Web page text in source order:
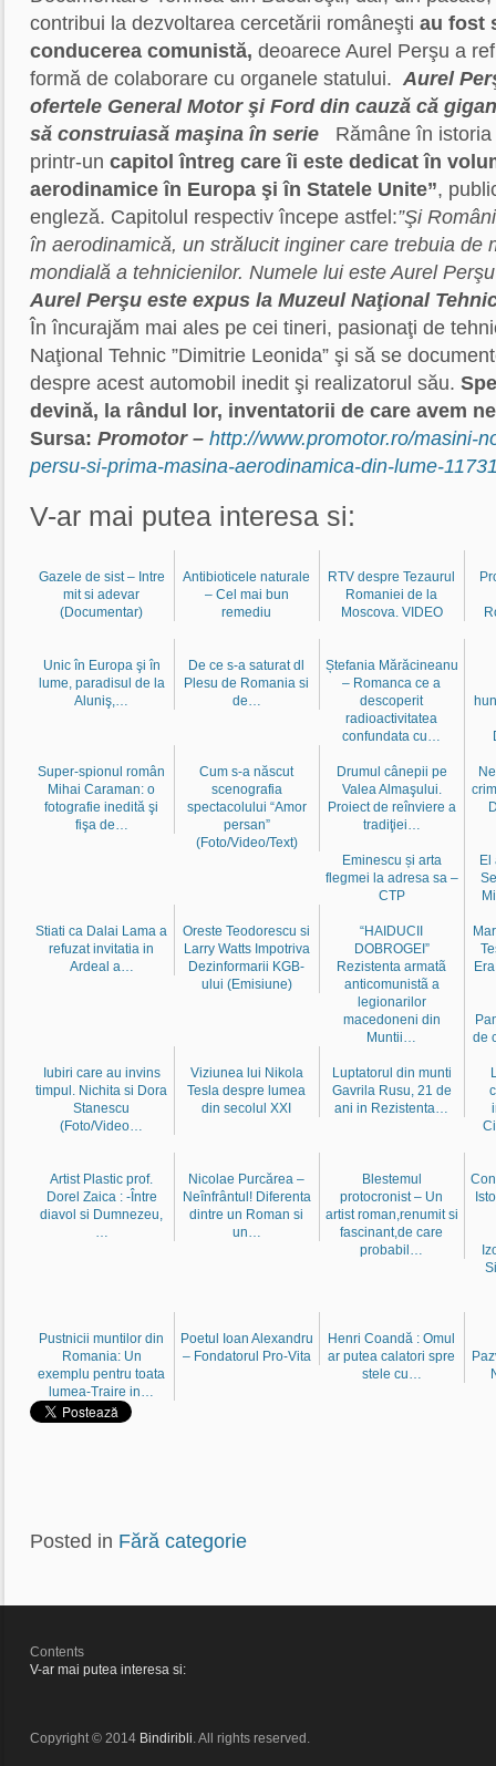
contribui la dezvoltarea cercetării româneşti au fost
conducerea comunistă, deoarece Aurel Perşu a
formă de colaborare cu organele statului. Aurel
ofertele General Motor şi Ford din cauză că
să construiasă maşina în serie Rămâne în istoria
printr-un capitol întreg care îi este dedicat în
aerodinamice în Europa şi în Statele Unite”,
engleză. Capitolul respectiv începe astfel:”Şi
în aerodinamică, un strălucit inginer care trebuia de
mondială a tehnicienilor. Numele lui este Aurel
Aurel Perşu este expus la Muzeul Naţional
În încurajăm mai ales pe cei tineri, pasionaţi de
Naţional Tehnic ”Dimitrie Leonida” şi să se
despre acest automobil inedit şi realizatorul său.
devină, la rândul lor, inventatorii de care avem
Sursa: Promotor – http://www.promotor.ro/masini-
persu-si-prima-masina-aerodinamica-din-lume-
V-ar mai putea interesa si:
Gazele de sist – Intre
mit si adevar
(Documentar)
Antibioticele naturale
– Cel mai bun
remediu
RTV despre Tezaurul
Romaniei de la
Moscova. VIDEO
Unic în Europa şi în
lume, paradisul de la
Aluniş,…
De ce s-a saturat dl
Plesu de Romania si
de…
Ștefania Mărăcineanu
– Romanca ce a
descoperit
radioactivitatea
confundata cu…
Super-spionul român
Mihai Caraman: o
fotografie inedită şi
fişa de…
Cum s-a născut
scenografia
spectacolului “Amor
persan”
(Foto/Video/Text)
Drumul cânepii pe
Valea Almaşului.
Proiect de reînviere a
tradiţiei…
Eminescu și arta
flegmei la adresa sa –
CTP
El
Stiati ca Dalai Lama a
refuzat invitatia in
Ardeal a…
Oreste Teodorescu si
Larry Watts Impotriva
Dezinformarii KGB-
ului (Emisiune)
“HAIDUCII
DOBROGEI”
Rezistenta armatã
anticomunistã a
legionarilor
macedoneni din
Muntii…
de
Iubiri care au invins
timpul. Nichita si Dora
Stanescu
(Foto/Video…
Viziunea lui Nikola
Tesla despre lumea
din secolul XXI
Luptatorul din munti
Gavrila Rusu, 21 de
ani in Rezistenta…
Artist Plastic prof.
Dorel Zaica : -Între
diavol si Dumnezeu,
Nicolae Purcărea –
Neînfrântul! Diferenta
dintre un Roman si
un…
Blestemul
protocronist – Un
artist roman,renumit si
fascinant,de care
probabil…
Pustnicii muntilor din
Romania: Un
exemplu pentru toata
lumea-Traire in…
Poetul Ioan Alexandru
– Fondatorul Pro-Vita
Henri Coandă : Omul
ar putea calatori spre
stele cu…
Posted in Fără categorie
Contents
V-ar mai putea interesa si:
Copyright © 2014 Bindiribli . All rights reserved.